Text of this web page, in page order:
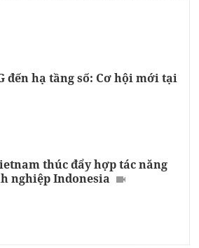
đến hạ tầng số: Cơ hội mới tại
thúc đẩy hợp tác năng
nghiệp Indonesia